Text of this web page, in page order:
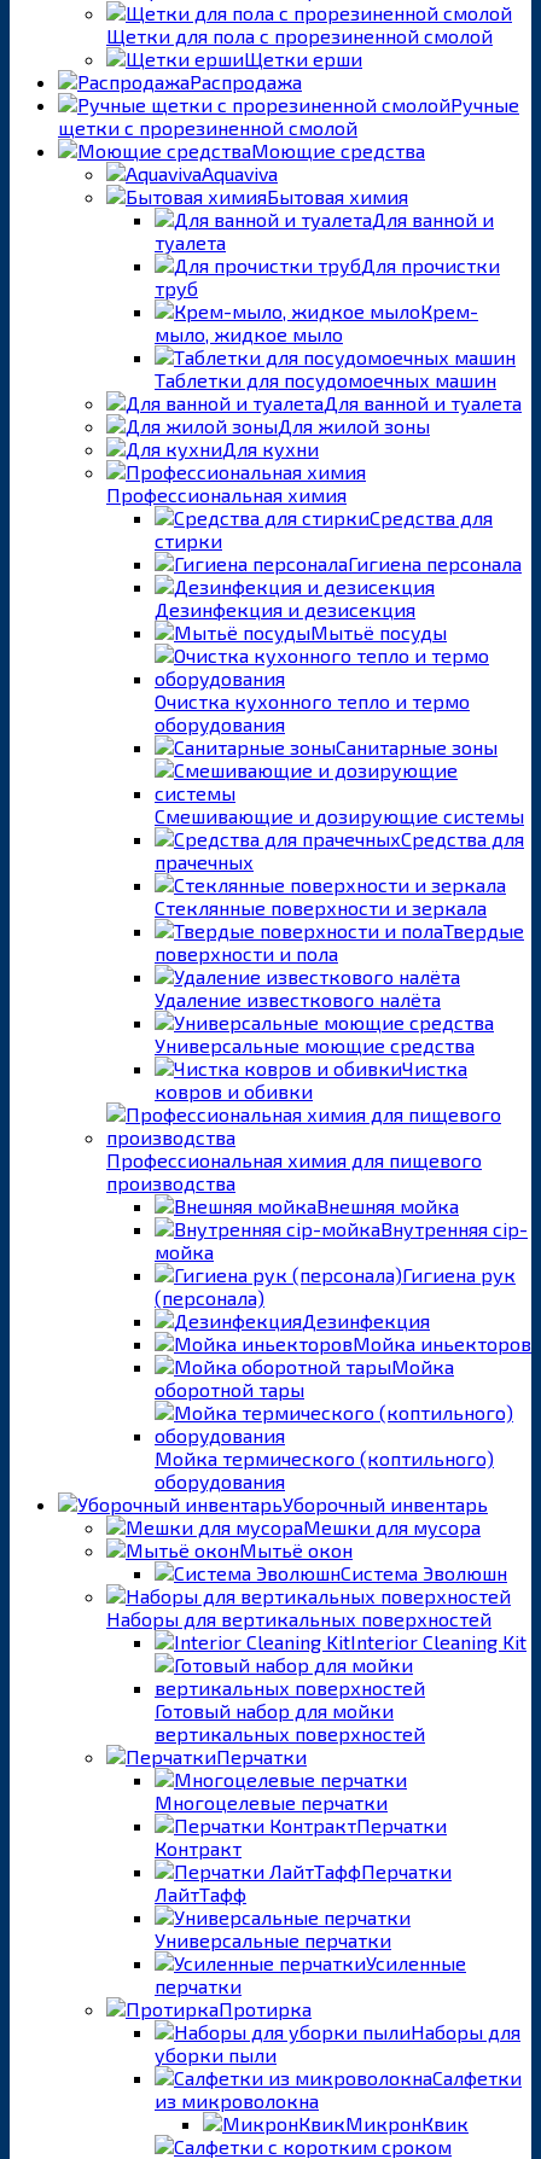
Щетки для пола с прорезиненной смолой
Щетки ерши
Распродажа
Ручные
щетки с прорезиненной смолой
Моющие средства
Aquaviva
Бытовая химия
Для ванной и
туалета
Для прочистки
труб
Крем-
мыло, жидкое мыло
Таблетки для посудомоечных машин
Для ванной и туалета
Для жилой зоны
Для кухни
Профессиональная химия
Средства для
стирки
Гигиена персонала
Дезинфекция и дезисекция
Мытьё посуды
Очистка кухонного тепло и термо
оборудования
Санитарные зоны
Смешивающие и дозирующие системы
Средства для
прачечных
Стеклянные поверхности и зеркала
Твердые
поверхности и пола
Удаление известкового налёта
Универсальные моющие средства
Чистка
ковров и обивки
Профессиональная химия для пищевого
производства
Внешняя мойка
Внутренняя cip-
мойка
Гигиена рук
(персонала)
Дезинфекция
Мойка иньекторов
Мойка
оборотной тары
Мойка термического (коптильного)
оборудования
Уборочный инвентарь
Мешки для мусора
Мытьё окон
Система Эволюшн
Наборы для вертикальных поверхностей
Interior Cleaning Kit
Готовый набор для мойки
вертикальных поверхностей
Перчатки
Многоцелевые перчатки
Перчатки
Контракт
Перчатки
ЛайтТафф
Универсальные перчатки
Усиленные
перчатки
Протирка
Наборы для
уборки пыли
Салфетки
из микроволокна
МикронКвик